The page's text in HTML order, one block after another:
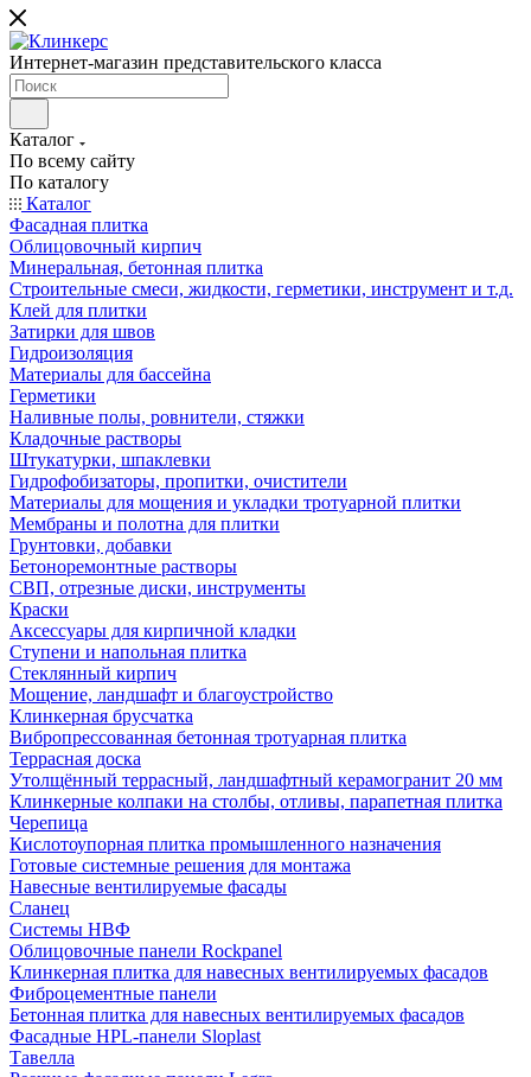
Интернет-магазин представительского класса
Каталог
По всему сайту
По каталогу
Каталог
Фасадная плитка
Облицовочный кирпич
Минеральная, бетонная плитка
Строительные смеси, жидкости, герметики, инструмент и т.д.
Клей для плитки
Затирки для швов
Гидроизоляция
Материалы для бассейна
Герметики
Наливные полы, ровнители, стяжки
Кладочные растворы
Штукатурки, шпаклевки
Гидрофобизаторы, пропитки, очистители
Материалы для мощения и укладки тротуарной плитки
Мембраны и полотна для плитки
Грунтовки, добавки
Бетоноремонтные растворы
СВП, отрезные диски, инструменты
Краски
Аксессуары для кирпичной кладки
Ступени и напольная плитка
Cтеклянный кирпич
Мощение, ландшафт и благоустройство
Клинкерная брусчатка
Вибропрессованная бетонная тротуарная плитка
Террасная доска
Утолщённый террасный, ландшафтный керамогранит 20 мм
Клинкерные колпаки на столбы, отливы, парапетная плитка
Черепица
Кислотоупорная плитка промышленного назначения
Готовые системные решения для монтажа
Навесные вентилируемые фасады
Сланец
Системы НВФ
Облицовочные панели Rockpanel
Клинкерная плитка для навесных вентилируемых фасадов
Фиброцементные панели
Бетонная плитка для навесных вентилируемых фасадов
Фасадные HPL-панели Sloplast
Тавелла